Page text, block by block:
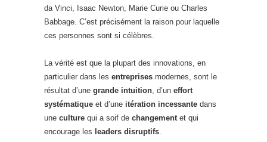
da Vinci, Isaac Newton, Marie Curie ou Charles
Babbage. C’est précisément la raison pour laquelle
ces personnes sont si célèbres.
La vérité est que la plupart des innovations, en
particulier dans les entreprises modernes, sont le
résultat d’une grande intuition, d’un effort
systématique et d’une itération incessante dans
une culture qui a soif de changementet qui
encourage les leaders disruptifs.